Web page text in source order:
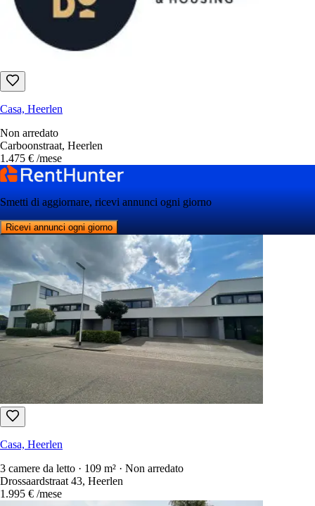
Casa, Heerlen
Non arredato
Carboonstraat, Heerlen
1.475 € /mese
Smetti di aggiornare, ricevi annunci ogni giorno
Ricevi annunci ogni giorno
Casa, Heerlen
3 camere da letto · 109 m² · Non arredato
Drossaardstraat 43, Heerlen
1.995 € /mese